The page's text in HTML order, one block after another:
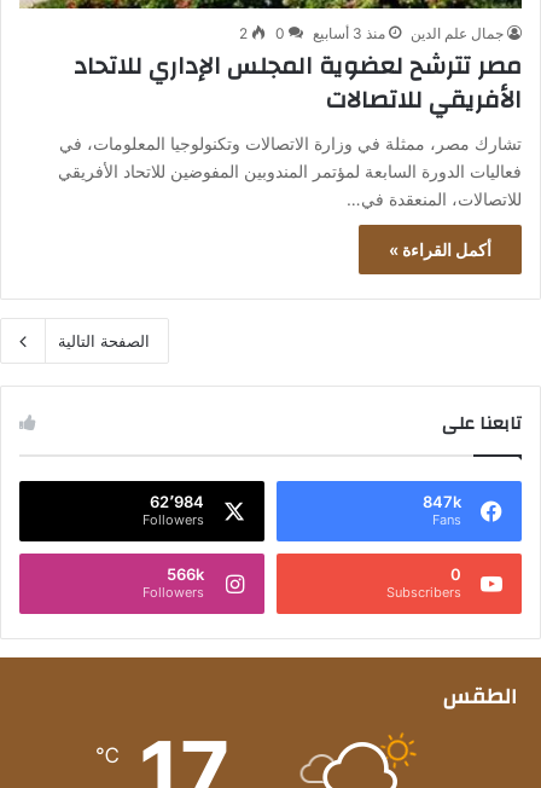
جمال علم الدين منذ 3 أسابيع 0
2
مصر تترشح لعضوية المجلس الإداري للاتحاد
الأفريقي للاتصالات
تشارك مصر، ممثلة في وزارة الاتصالات وتكنولوجيا المعلومات، في
فعاليات الدورة السابعة لمؤتمر المندوبين المفوضين للاتحاد الأفريقي
للاتصالات، المنعقدة في…
أكمل القراءة »
الصفحة التالية
تابعنا على
847k
Fans
62٬984
Followers
0
Subscribers
566k
Followers
الطقس
℃